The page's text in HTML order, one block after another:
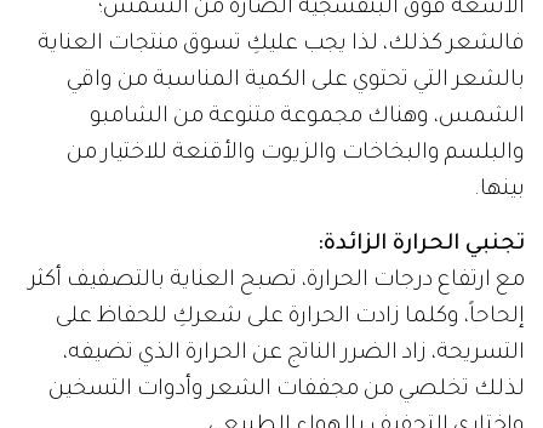
الأشعة فوق البنفسجية الضارة من الشمس؛
فالشعر كذلك، لذا يجب عليكِ تسوق منتجات العناية
بالشعر التي تحتوي على الكمية المناسبة من واقي
الشمس، وهناك مجموعة متنوعة من الشامبو
والبلسم والبخاخات والزيوت والأقنعة للاختيار من
بينها.
تجنبي الحرارة الزائدة:
مع ارتفاع درجات الحرارة، تصبح العناية بالتصفيف أكثر
إلحاحاً، وكلما زادت الحرارة على شعركِ للحفاظ على
التسريحة، زاد الضرر الناتج عن الحرارة الذي تضيفه،
لذلك تخلصي من مجففات الشعر وأدوات التسخين